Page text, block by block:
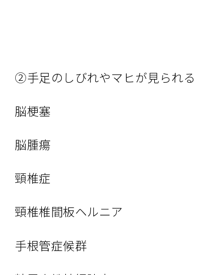
②手足のしびれやマヒが見られる
脳梗塞
脳腫瘍
頸椎症
頸椎椎間板ヘルニア
手根管症候群